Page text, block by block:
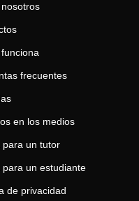
frecuentes
en los medios
para un tutor
para un estudiante
de privacidad